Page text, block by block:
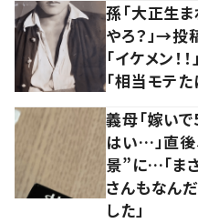
孫「大正生
やろ？」→
「イケメン！
「相当モテた
義母「嫁い
はい…」直
景”に…「ま
さんもなん
した」